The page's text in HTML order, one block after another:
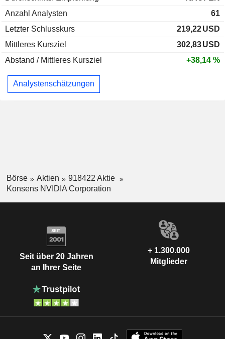
Anzahl Analysten
61
Letzter Schlusskurs
219,22USD
Mittleres Kursziel
302,83USD
Abstand / Mittleres Kursziel
+38,14 %
Analystenschätzungen
Börse Aktien
918422 Aktie
Konsens NVIDIA Corporation
Seit über 20 Jahren
an Ihrer Seite
+ 1.300.000
Mitglieder